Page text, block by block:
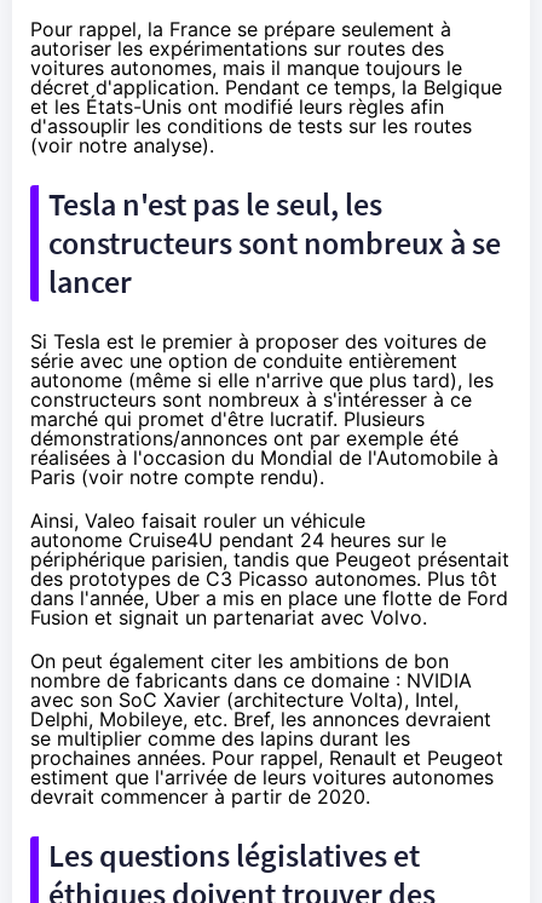
Pour rappel, la France se prépare seulement à
autoriser les expérimentations sur routes des
voitures autonomes, mais il manque toujours le
décret d'application. Pendant ce temps, la Belgique
et les États-Unis ont modifié leurs règles afin
d'assouplir les conditions de tests sur les routes
(voir notre analyse).
Tesla n'est pas le seul, les
constructeurs sont nombreux à se
lancer
Si Tesla est le premier à proposer des voitures de
série avec une option de conduite entièrement
autonome (même si elle n'arrive que plus tard), les
constructeurs sont nombreux à s'intéresser à ce
marché qui promet d'être lucratif. Plusieurs
démonstrations/annonces ont par exemple été
réalisées à l'occasion du Mondial de l'Automobile à
Paris (voir notre compte rendu).
Ainsi, Valeo faisait rouler un véhicule
autonome Cruise4U pendant 24 heures sur le
périphérique parisien, tandis que Peugeot présentait
des prototypes de C3 Picasso autonomes. Plus tôt
dans l'année, Uber a mis en place une flotte de Ford
Fusion et signait un partenariat avec Volvo.
On peut également citer les ambitions de bon
nombre de fabricants dans ce domaine : NVIDIA
avec son SoC Xavier (architecture Volta), Intel,
Delphi, Mobileye, etc. Bref, les annonces devraient
se multiplier comme des lapins durant les
prochaines années. Pour rappel, Renault et Peugeot
estiment que l'arrivée de leurs voitures autonomes
devrait commencer à partir de 2020.
Les questions législatives et
éthiques doivent trouver des